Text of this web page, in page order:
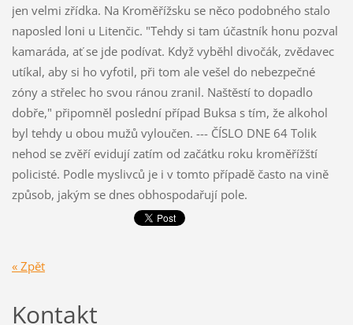
jen velmi zřídka. Na Kroměřížsku se něco podobného stalo
naposled loni u Litenčic. "Tehdy si tam účastník honu pozval
kamaráda, ať se jde podívat. Když vyběhl divočák, zvědavec
utíkal, aby si ho vyfotil, při tom ale vešel do nebezpečné
zóny a střelec ho svou ránou zranil. Naštěstí to dopadlo
dobře," připomněl poslední případ Buksa s tím, že alkohol
byl tehdy u obou mužů vyloučen. --- ČÍSLO DNE 64 Tolik
nehod se zvěří evidují zatím od začátku roku kroměřížští
policisté. Podle myslivců je i v tomto případě často na vině
způsob, jakým se dnes obhospodařují pole.
« Zpět
Kontakt